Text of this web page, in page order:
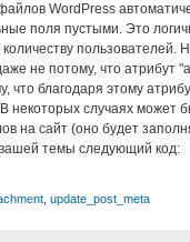
WordPress
поля пустыми. Это
пользователей.
не потому, что атрибут
что благодаря этому
некоторых случаях может
на сайт (оно будет
темы следующий код:
update_post_meta